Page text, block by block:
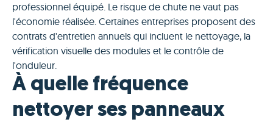
professionnel équipé. Le risque de chute ne vaut pas
l'économie réalisée. Certaines entreprises proposent des
contrats d'entretien annuels qui incluent le nettoyage, la
vérification visuelle des modules et le contrôle de
l'onduleur.
À quelle fréquence
nettoyer ses panneaux